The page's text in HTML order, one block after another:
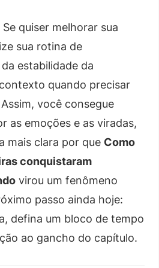
quiser melhorar sua
sua rotina de
estabilidade da
quando precisar
você consegue
as emoções e as viradas,
mais clara por que Como
conquistaram
virou um fenômeno
passo ainda hoje:
defina um bloco de tempo
ao gancho do capítulo.